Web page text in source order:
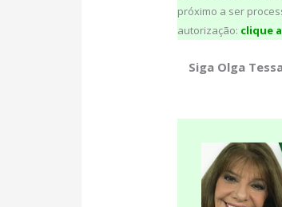
próximo a ser
autorização: clique
Siga Olga